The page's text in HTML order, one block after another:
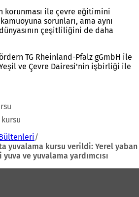
korunması ile çevre eğitimini
sorunları, ama aynı
çeşitliliğini de daha
TG Rheinland-Pfalz gGmbH ile
ve Çevre Dairesi'nin işbirliği ile
yuvalama kursu verildi: Yerel yaban
yuva ve yuvalama yardımcısı